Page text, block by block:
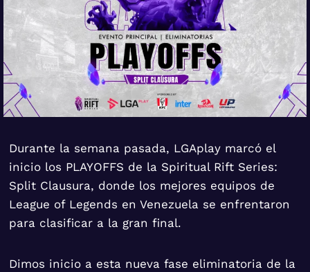
Durante la semana pasada, LGAplay marcó el
inicio los PLAYOFFS de la Spiritual Rift Series:
Split Clausura, donde los mejores equipos de
League of Legends en Venezuela se enfrentaron
para clasificar a la gran final.
Dimos inicio a esta nueva fase eliminatoria de la